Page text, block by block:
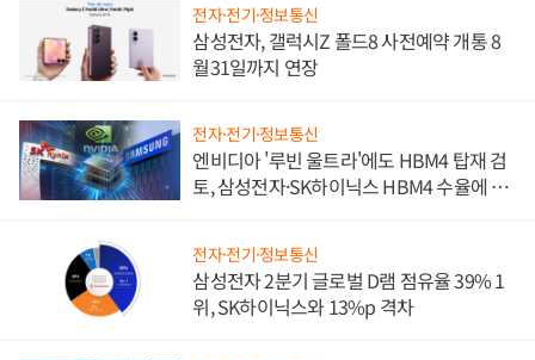
전자·전기·정보통신
삼성전자, 갤럭시Z 폴드8 사전예약 개통 8
월31일까지 연장
전자·전기·정보통신
엔비디아 '루빈 울트라'에도 HBM4 탑재 검
토, 삼성전자·SK하이닉스 HBM4 수율에 주
전자·전기·정보통신
삼성전자 2분기 글로벌 D램 점유율 39% 1
위, SK하이닉스와 13%p 격차